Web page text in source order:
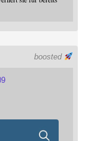
boosted